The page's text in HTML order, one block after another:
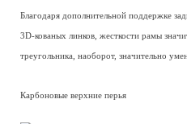
Благодаря дополнительной поддержке
3D-кованых линков, жесткости рамы
треугольника, наоборот, значительно
Карбоновые верхние перья